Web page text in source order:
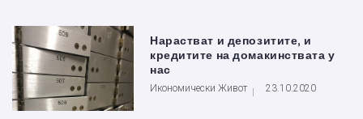
Нарастват и депозитите, и
кредитите на домакинствата у
нас
Икономически Живот 23.10.2020